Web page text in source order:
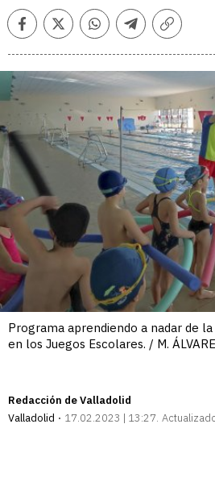
FacebookTwitterWhatsappTelegramCopiar
Programa aprendiendo a nadar de
en los Juegos Escolares. / M.
Redacción de Valladolid
Valladolid
17.02.2023 | 13:27